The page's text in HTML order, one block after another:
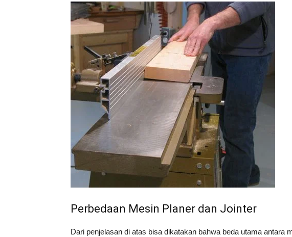
Perbedaan Mesin Planer dan Jointer
Dari penjelasan di atas bisa dikatakan bahwa beda utama antara